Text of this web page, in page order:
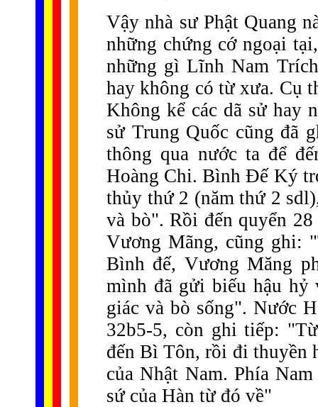
Vậy nhà sư Phật Quang
những chứng cớ ngoại
những gì Lĩnh Nam
hay không có từ xưa. Cụ
Không kể các dã sử hay
sử Trung Quốc cũng đã
thông qua nước ta để
Hoàng Chi. Bình Đế Ký
thủy thứ 2 (năm thứ 2
và bò". Rồi đến quyển
Vương Mãng, cũng ghi:
Bình đế, Vương Măng
mình đã gửi biếu hậu hỷ
giác và bò sống". Nước
32b5-5, còn ghi tiếp:
đến Bì Tôn, rồi đi thuyền
của Nhật Nam. Phía
sứ của Hàn từ đó về"